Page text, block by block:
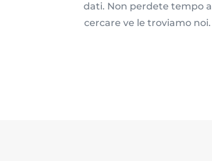
dati. Non perdete tempo a
cercare ve le troviamo noi.